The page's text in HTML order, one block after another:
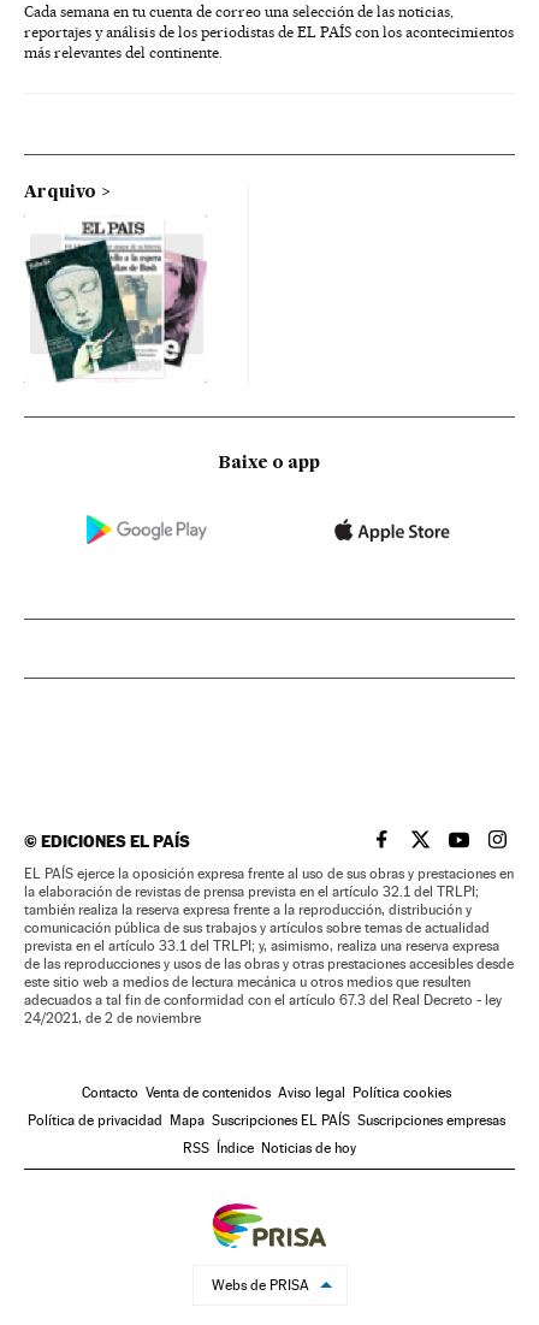
Cada semana en tu cuenta de correo una selección de las noticias,
reportajes y análisis de los periodistas de EL PAÍS con los acontecimientos
más relevantes del continente.
Arquivo
Baixe o app
©EDICIONES EL PAÍS EL PAÍS BRASIL EN
EL PAÍSEL PAÍS
EL
EL PAÍS ejerce la oposición expresa frente al uso de sus obras y prestaciones en
la elaboración de revistas de prensa prevista en el artículo 32.1 del TRLPI;
también realiza la reserva expresa frente a la reproducción, distribución y
comunicación pública de sus trabajos y artículos sobre temas de actualidad
prevista en el artículo 33.1 del TRLPI; y, asimismo, realiza una reserva expresa
de las reproducciones y usos de las obras y otras prestaciones accesibles desde
este sitio web a medios de lectura mecánica u otros medios que resulten
adecuados a tal fin de conformidad con el artículo 67.3 del Real Decreto - ley
24/2021, de 2 de noviembre
Contacto Venta de contenidos Aviso legal Política cookies
Política de privacidad Mapa Suscripciones EL PAÍS Suscripciones empresas
RSS Índice Noticias de hoy
Webs de PRISA